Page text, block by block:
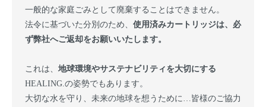
一般的な家庭ごみとして廃棄することはできません。
法令に基づいた分別のため、 使用済みカートリッジは、必
ず弊社へご返却をお願いいたします。
これは、 地球環境やサステナビリティを大切にする
HEALING.の姿勢でもあります。
大切な水を守り、未来の地球を想うために…皆様のご協力